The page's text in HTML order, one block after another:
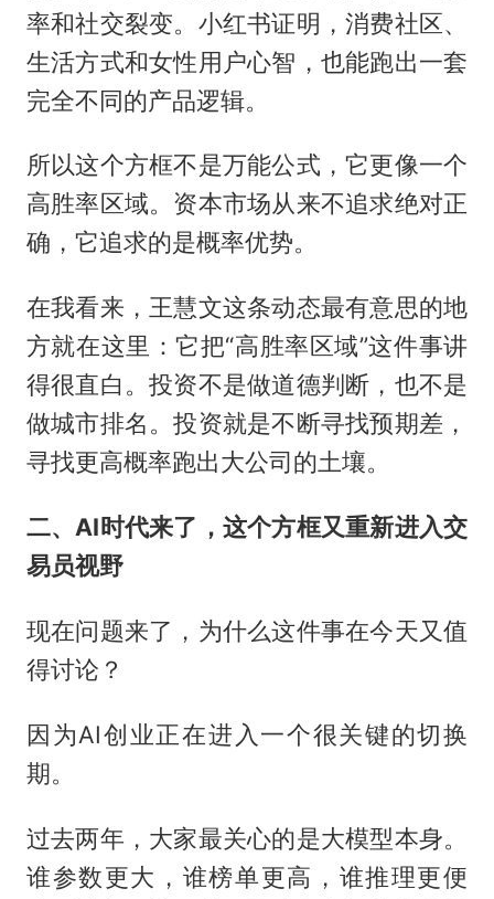
率和社交裂变。小红书证明，消费社区、
生活方式和女性用户心智，也能跑出一套
完全不同的产品逻辑。
所以这个方框不是万能公式，它更像一个
高胜率区域。资本市场从来不追求绝对正
确，它追求的是概率优势。
在我看来，王慧文这条动态最有意思的地
方就在这里：它把“高胜率区域”这件事讲
得很直白。投资不是做道德判断，也不是
做城市排名。投资就是不断寻找预期差，
寻找更高概率跑出大公司的土壤。
二、AI时代来了，这个方框又重新进入交
易员视野
现在问题来了，为什么这件事在今天又值
得讨论？
因为AI创业正在进入一个很关键的切换
期。
过去两年，大家最关心的是大模型本身。
谁参数更大，谁榜单更高，谁推理更便